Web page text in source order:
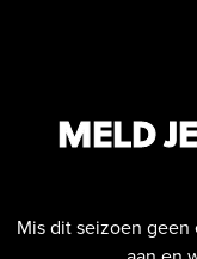
MELD
Mis dit seizoen